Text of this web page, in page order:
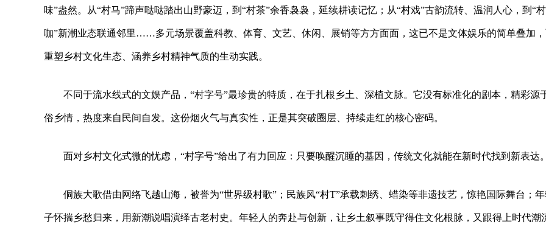
味”盎然。从“村马”蹄声哒哒踏出山野豪迈，到“村茶”余香袅袅，延续耕读记忆；从“村戏”古韵流转、温润人心，到“村
咖”新潮业态联通邻里……多元场景覆盖科教、体育、文艺、休闲、展销等方方面面，这已不是文体娱乐的简单叠加
重塑乡村文化生态、涵养乡村精神气质的生动实践。
不同于流水线式的文娱产品，“村字号”最珍贵的特质，在于扎根乡土、深植文脉。它没有标准化的剧本，精彩源
俗乡情，热度来自民间自发。这份烟火气与真实性，正是其突破圈层、持续走红的核心密码。
面对乡村文化式微的忧虑，“村字号”给出了有力回应：只要唤醒沉睡的基因，传统文化就能在新时代找到新表达。
侗族大歌借由网络飞越山海，被誉为“世界级村歌”；民族风“村T”承载刺绣、蜡染等非遗技艺，惊艳国际舞台；
子怀揣乡愁归来，用新潮说唱演绎古老村史。年轻人的奔赴与创新，让乡土叙事既守得住文化根脉，又跟得上时代潮